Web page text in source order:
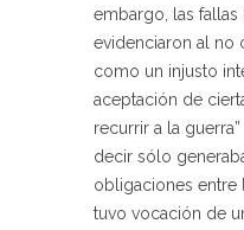
embargo, las fallas
evidenciaron al no
como un injusto
aceptación de
recurrir a la
decir sólo
obligaciones entre
tuvo vocación de